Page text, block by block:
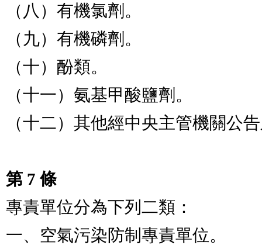
（八）有機氯劑。
（九）有機磷劑。
（十）酚類。
（十一）氨基甲酸鹽劑。
（十二）其他經中央主管機關公
第 7 條
專責單位分為下列二類：
一、空氣污染防制專責單位。